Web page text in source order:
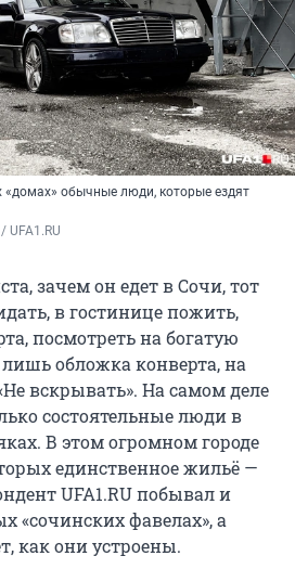
«домах» обычные люди, которые ездят
зачем он едет в Сочи, тот
в гостинице пожить,
посмотреть на богатую
обложка конверта, на
вскрывать». На самом деле
состоятельные люди в
В этом огромном городе
единственное жильё —
UFA1.RU побывал и
«сочинских фавелах», а
как они устроены.